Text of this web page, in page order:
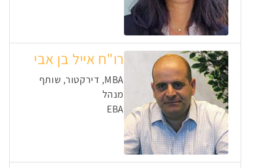
רו"ח אייל בן אבי
MBA, דירקטור, שותף
מנהל
EBA